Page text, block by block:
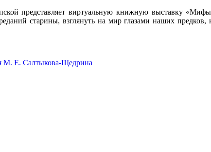
представляет виртуальную книжную выставку
старины, взглянуть на мир глазами наших
М. Е. Салтыкова-Щедрина